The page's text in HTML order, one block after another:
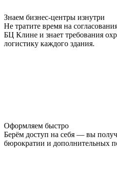
Знаем бизнес-центры изнутри
Не тратите время на
БЦ Клине и знает требования
логистику каждого здания.
Оформляем быстро
Берём доступ на себя — вы
бюрократии и дополнительных